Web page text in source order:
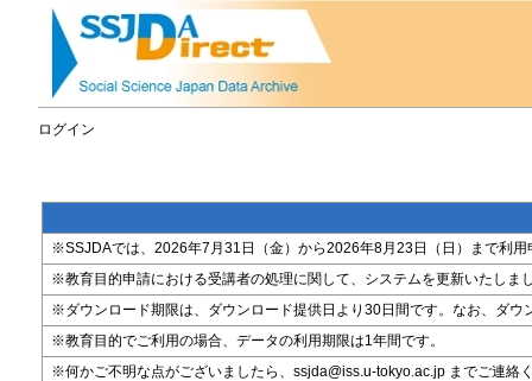
ログイン
※SSJDAでは、2026年7月31日（金）から2026年8月23日（日）まで利
※教育目的申請における受講者の処理に関して、システムを更新いたしま
※ダウンロード期限は、ダウンロード提供日より30日間です。なお、ダ
※教育目的でご利用の場合、データの利用期限は1年間です。
※何かご不明な点がございましたら、ssjda@iss.u-tokyo.ac.jp までご連絡